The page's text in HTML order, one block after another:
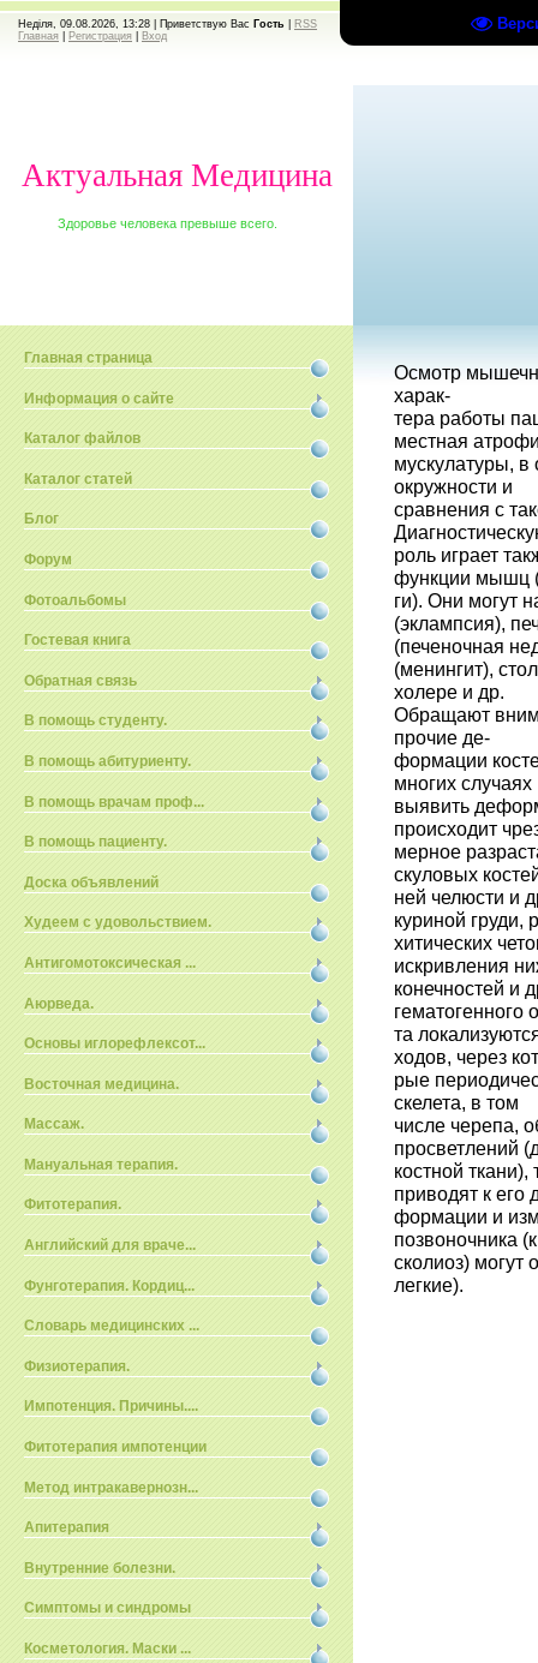
Неділя, 09.08.2026, 13:28 | Приветствую Вас Гость
RSS
Главная
Регистрация Вход
Актуальная Медицина
Здоровье человека превыше всего.
Главная страница
Информация о сайте
Каталог файлов
Каталог статей
Блог
Форум
Фотоальбомы
Гостевая книга
Обратная связь
В помощь студенту.
В помощь абитуриенту.
В помощь врачам проф...
В помощь пациенту.
Доска объявлений
Худеем с удовольствием.
Антигомотоксическая ...
Аюрведа.
Основы иглорефлексот...
Восточная медицина.
Массаж.
Мануальная терапия.
Фитотерапия.
Английский для враче...
Фунготерапия. Кордиц...
Словарь медицинских ...
Физиотерапия.
Импотенция. Причины....
Фитотерапия импотенции
Метод интракавернозн...
Апитерапия
Внутренние болезни.
Симптомы и синдромы
Косметология. Маски ...
Осмотр
харак-
тера работы
местная
мускулатуры,
окружности и
сравнения с
роль играет
функции мышц
ги). Они могут
(эклампсия),
(печеночная
(менингит),
холере и др.
Обращают
прочие де-
формации
многих случаях
выявить
происходит
мерное
скуловых
ней челюсти и
куриной груди,
хитических
искривления
конечностей и
гематогенного
та
ходов, через
рые
скелета, в том
числе черепа,
просветлений
костной
приводят к его
формации и
позвоночника
сколиоз) могут
легкие).